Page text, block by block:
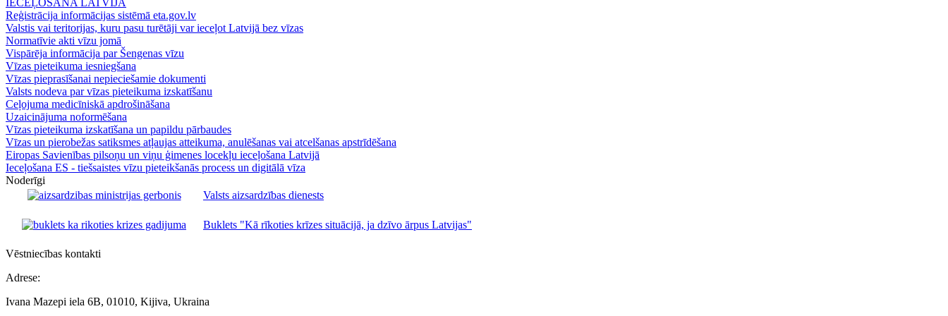
Reģistrācija informācijas sistēmā eta.gov.lv
Valstis vai teritorijas, kuru pasu turētāji var ieceļot Latvijā bez vīzas
Normatīvie akti vīzu jomā
Vispārēja informācija par Šengenas vīzu
Vīzas pieteikuma iesniegšana
Vīzas pieprasīšanai nepieciešamie dokumenti
Valsts nodeva par vīzas pieteikuma izskatīšanu
Ceļojuma medicīniskā apdrošināšana
Uzaicinājuma noformēšana
Vīzas pieteikuma izskatīšana un papildu pārbaudes
Vīzas un pierobežas satiksmes atļaujas atteikuma, anulēšanas vai atcelšanas apstrīdēšana
Eiropas Savienības pilsoņu un viņu ģimenes locekļu ieceļošana Latvijā
Ieceļošana ES - tiešsaistes vīzu pieteikšanās process un digitālā vīza
Noderīgi
Valsts aizsardzības dienests
Buklets "Kā rīkoties krīzes situācijā, ja dzīvo ārpus Latvijas"
Vēstniecības kontakti
Adrese:
Ivana Mazepi iela 6B, 01010, Kijiva, Ukraina